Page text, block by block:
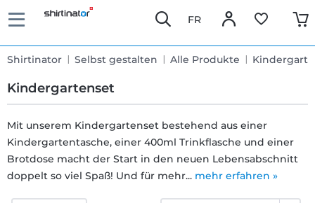
FR
Shirtinator Selbst gestalten Alle Produkte
Kindergartenset
Schnelle
Lieferung
Mit unserem Kindergartenset bestehend aus einer
Kindergartentasche, einer 400ml Trinkflasche und einer
Brotdose macht der Start in den neuen Lebensabschnitt
doppelt so viel Spaß! Und für mehr... mehr erfahren »